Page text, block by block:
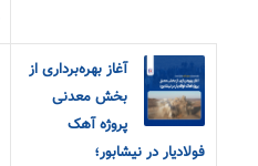
آغاز بهره‌برداری از
بخش معدنی
پروژه آهک
فولادیار در نیشابور؛